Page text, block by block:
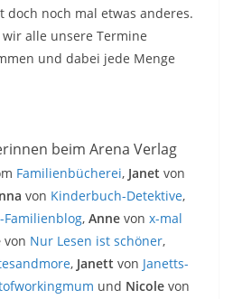
doch noch mal etwas anderes.
alle unsere Termine
und dabei jede Menge
beim Arena Verlag
Familienbücherei, Janet von
von Kinderbuch-Detektive,
Familienblog, Anne von x-mal
von Nur Lesen ist schöner,
, Janett von Janetts-
und Nicole von